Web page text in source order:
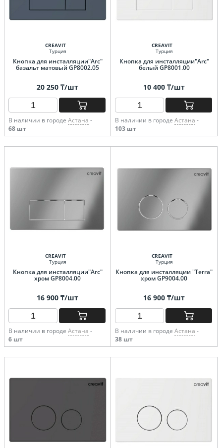
CREAVIT
Турция
Кнопка для инсталляции"Arc"
базальт матовый GP8002.05
20 250 ₸/шт
В наличии в городе Астана -
68 шт
CREAVIT
Турция
Кнопка для инсталляции"Arc"
белый GP8001.00
10 400 ₸/шт
В наличии в городе Астана -
103 шт
CREAVIT
Турция
Кнопка для инсталляции"Arc"
хром GP8004.00
16 900 ₸/шт
В наличии в городе Астана -
6 шт
CREAVIT
Турция
Кнопка для инсталляции "Terra"
хром GP9004.00
16 900 ₸/шт
В наличии в городе Астана -
38 шт